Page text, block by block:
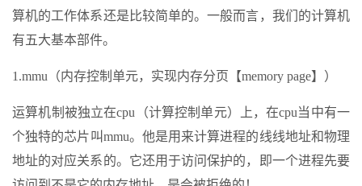
算机的工作体系还是比较简单的。一般而言，我们的计算机
有五大基本部件。
1.mmu（内存控制单元，实现内存分页【memory page】）
运算机制被独立在cpu（计算控制单元）上，在cpu当中有一
个独特的芯片叫mmu。他是用来计算进程的线线地址和物理
地址的对应关系的。它还用于访问保护的，即一个进程先要